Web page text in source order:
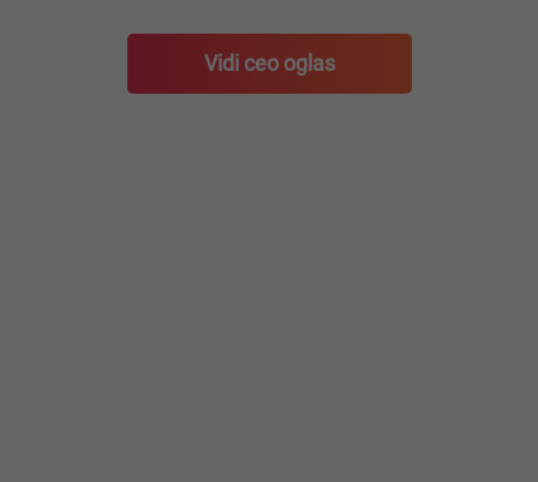
Vidi ceo oglas